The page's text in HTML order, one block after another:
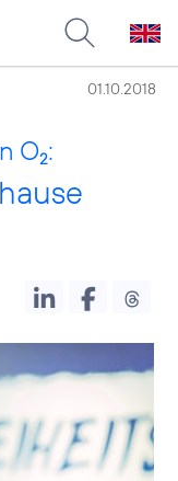
01.10.2018
O2: